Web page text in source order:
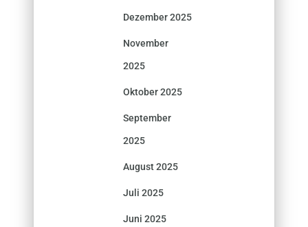
Dezember 2025
November
2025
Oktober 2025
September
2025
August 2025
Juli 2025
Juni 2025